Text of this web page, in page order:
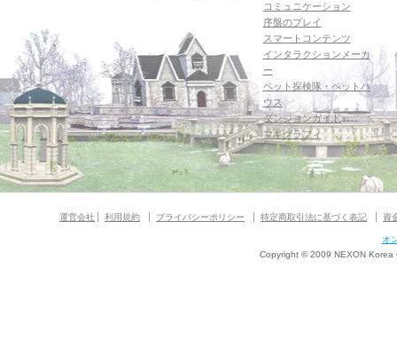
コミュニケーション
序盤のプレイ
スマートコンテンツ
インタラクションメーカ
ー
ペット探検隊・ペットハ
ウス
ダンジョンガイド
マギグラフィ
運営会社 利用規約 プライバシーポリシー 特定商取引法に基づく表記 資
オ
Copyright © 2009 NEXON Korea